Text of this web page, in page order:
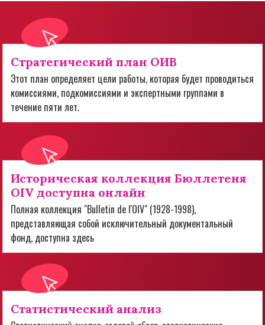
Стратегический план ОИВ
Этот план определяет цели работы, которая будет проводиться
комиссиями, подкомиссиями и экспертными группами в
течение пяти лет.
Историческая коллекция Бюллетеня
OIV доступна онлайн
Полная коллекция "Bulletin de l'OIV" (1928-1998),
представляющая собой исключительный документальный
фонд, доступна здесь
Статистический анализ